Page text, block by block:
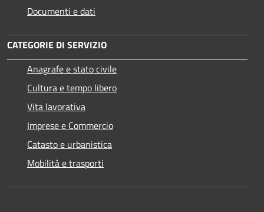
Documenti e dati
CATEGORIE DI SERVIZIO
Anagrafe e stato civile
Cultura e tempo libero
Vita lavorativa
Imprese e Commercio
Catasto e urbanistica
Mobilità e trasporti